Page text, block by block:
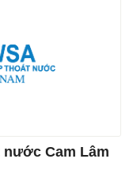
nước Cam Lâm